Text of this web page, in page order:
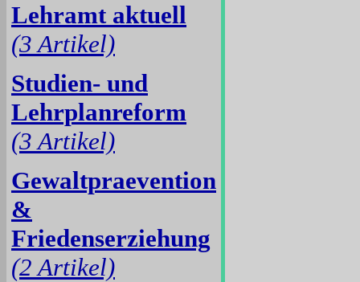
Lehramt aktuell
(3 Artikel)
Studien- und
Lehrplanreform
(3 Artikel)
Gewaltpraevention
&
Friedenserziehung
(2 Artikel)